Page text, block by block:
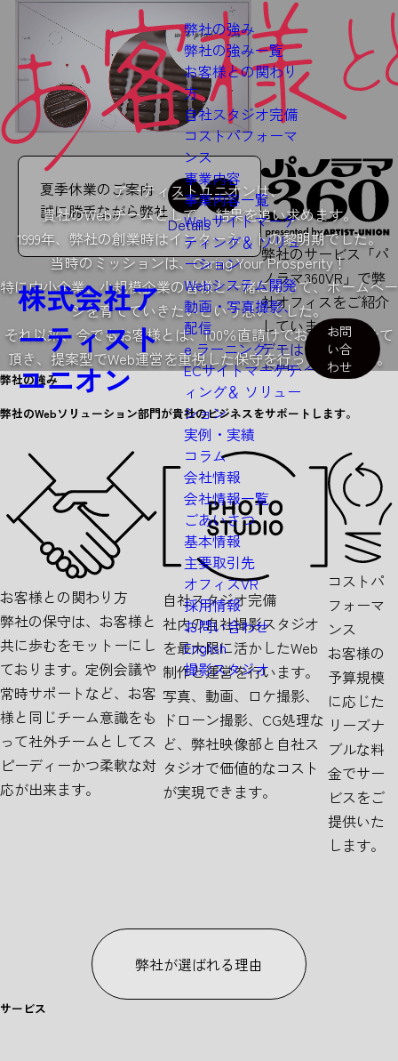
株式会社ア
ーティスト
ユニオン
弊社の強み
弊社の強み一覧
お客様との関わり
方
自社スタジオ完備
コストパフォーマ
ンス
事業内容
事業内容一覧
Webサイトマーケ
ティング＆ ソリュ
ーション
Webシステム開発
動画・写真撮影、
配信
e ラーニング
ECサイトマーケテ
ィング＆ ソリュー
ション
実例・実績
コラム
会社情報
会社情報一覧
ごあいさつ
基本情報
主要取引先
オフィスVR
採用情報
お問い合わせ
English
撮影スタジオ
お問
い合
わせ
Details
夏季休業のご案内
誠に勝手ながら弊社は2026年8月13日(木)～8月16日(日
弊社のサービス「パ
ノラマ360VR」で弊
社オフィスをご紹介
しています。
デモはこちら
お問い合わせ
アーティストユニオンは、
貴社のWebチームとして、結果を追い求めます。
1999年、弊社の創業時はインターネットの黎明期でした。
当時のミッションは、Caring Your Prosperity！
特に中小企業、小規模企業の皆様と一緒になって、ホームペー
ジを育てていきたいという思いでした。
それ以来、今でもお客様とは、100％直請けでお仕事をさせて
頂き、 提案型でWeb運営を重視した保守を行っております。
弊社の強み
ADVANTAGE
弊社のWebソリューション部門が貴社のビジネスをサポートします。
お客様との関わり方
弊社の保守は、お客様と
共に歩むをモットーにし
ております。定例会議や
常時サポートなど、お客
様と同じチーム意識をも
って社外チームとしてス
ピーディーかつ柔軟な対
応が出来ます。
自社スタジオ完備
社内の自社撮影スタジオ
を最大限に活かしたWeb
制作と運営を行います。
写真、動画、ロケ撮影、
ドローン撮影、CG処理な
ど、弊社映像部と自社ス
タジオで価値的なコスト
が実現できます。
コストパ
フォーマ
ンス
お客様の
予算規模
に応じた
リーズナ
ブルな料
金でサー
ビスをご
提供いた
します。
弊社が選ばれる理由
サービス